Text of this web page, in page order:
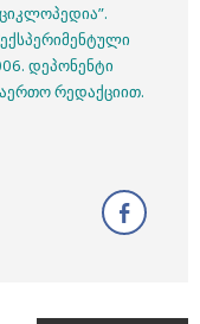
დეპონენტი
რედაქციით.